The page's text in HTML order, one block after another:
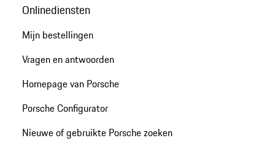
Onlinediensten
Mijn bestellingen
Vragen en antwoorden
Homepage van Porsche
Porsche Configurator
Nieuwe of gebruikte Porsche zoeken